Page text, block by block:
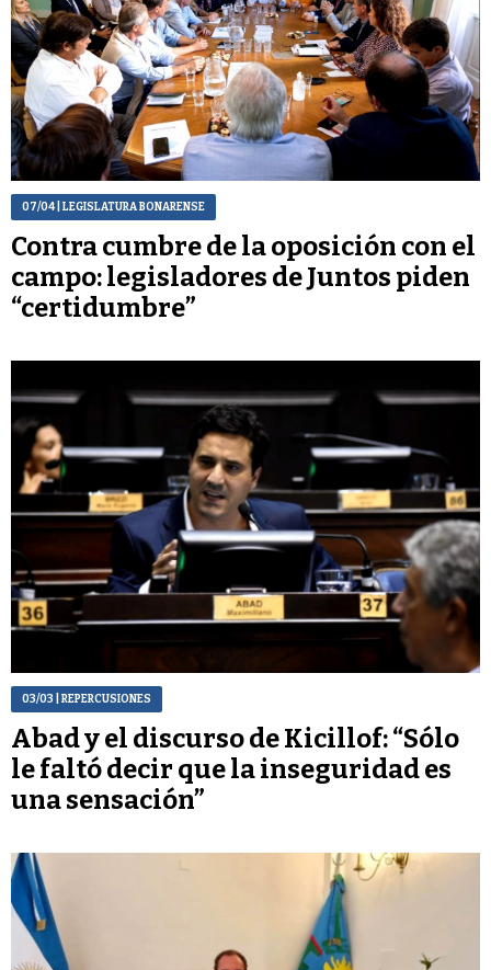
07/04| LEGISLATURA BONARENSE
Contra cumbre de la oposición con el
campo: legisladores de Juntos piden
“certidumbre”
03/03 | REPERCUSIONES
Abad y el discurso de Kicillof: “Sólo
le faltó decir que la inseguridad es
una sensación”